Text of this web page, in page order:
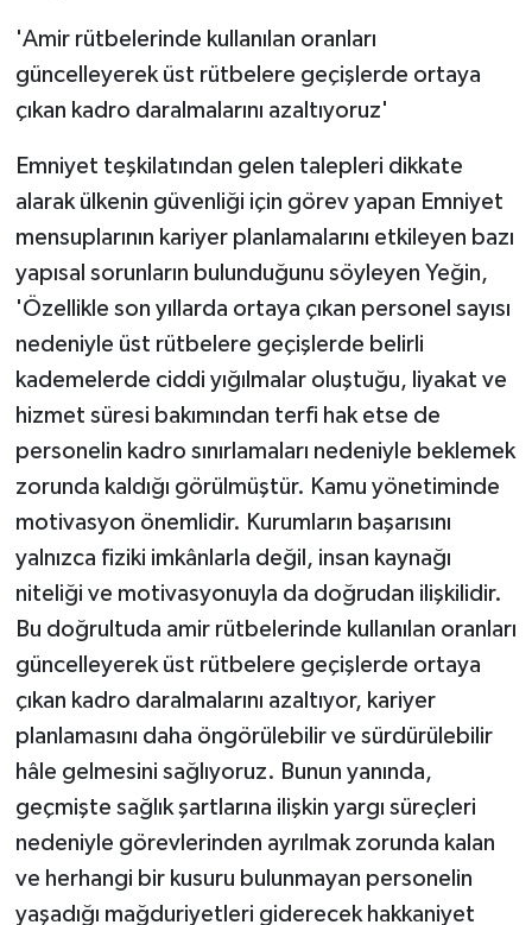
'Amir rütbelerinde kullanılan oranları
güncelleyerek üst rütbelere geçişlerde ortaya
çıkan kadro daralmalarını azaltıyoruz'
Emniyet teşkilatından gelen talepleri dikkate
alarak ülkenin güvenliği için görev yapan Emniyet
mensuplarının kariyer planlamalarını etkileyen bazı
yapısal sorunların bulunduğunu söyleyen Yeğin,
'Özellikle son yıllarda ortaya çıkan personel sayısı
nedeniyle üst rütbelere geçişlerde belirli
kademelerde ciddi yığılmalar oluştuğu, liyakat ve
hizmet süresi bakımından terfi hak etse de
personelin kadro sınırlamaları nedeniyle beklemek
zorunda kaldığı görülmüştür. Kamu yönetiminde
motivasyon önemlidir. Kurumların başarısını
yalnızca fiziki imkânlarla değil, insan kaynağı
niteliği ve motivasyonuyla da doğrudan ilişkilidir.
Bu doğrultuda amir rütbelerinde kullanılan oranları
güncelleyerek üst rütbelere geçişlerde ortaya
çıkan kadro daralmalarını azaltıyor, kariyer
planlamasını daha öngörülebilir ve sürdürülebilir
hâle gelmesini sağlıyoruz. Bunun yanında,
geçmişte sağlık şartlarına ilişkin yargı süreçleri
nedeniyle görevlerinden ayrılmak zorunda kalan
ve herhangi bir kusuru bulunmayan personelin
yaşadığı mağduriyetleri giderecek hakkaniyet